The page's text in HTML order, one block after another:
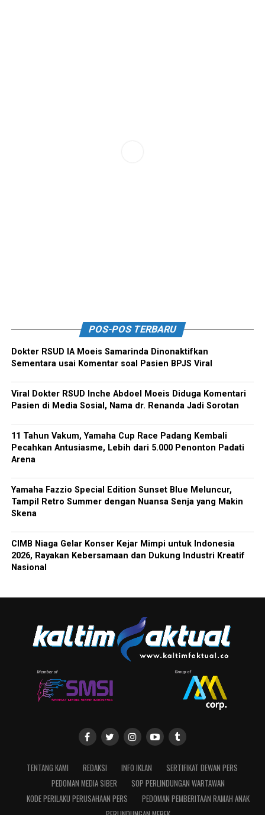
POS-POS TERBARU
Dokter RSUD IA Moeis Samarinda Dinonaktifkan
Sementara usai Komentar soal Pasien BPJS Viral
Viral Dokter RSUD Inche Abdoel Moeis Diduga Komentari
Pasien di Media Sosial, Nama dr. Renanda Jadi Sorotan
11 Tahun Vakum, Yamaha Cup Race Padang Kembali
Pecahkan Antusiasme, Lebih dari 5.000 Penonton Padati
Arena
Yamaha Fazzio Special Edition Sunset Blue Meluncur,
Tampil Retro Summer dengan Nuansa Senja yang Makin
Skena
CIMB Niaga Gelar Konser Kejar Mimpi untuk Indonesia
2026, Rayakan Kebersamaan dan Dukung Industri Kreatif
Nasional
TENTANG KAMI REDAKSI INFO IKLAN
SERTIFIKAT DEWAN PERS
PEDOMAN MEDIA SIBER
SOP PERLINDUNGAN WARTAWAN
KODE PERILAKU PERUSAHAAN PERS
PEDOMAN PEMBERITAAN RAMAH ANAK